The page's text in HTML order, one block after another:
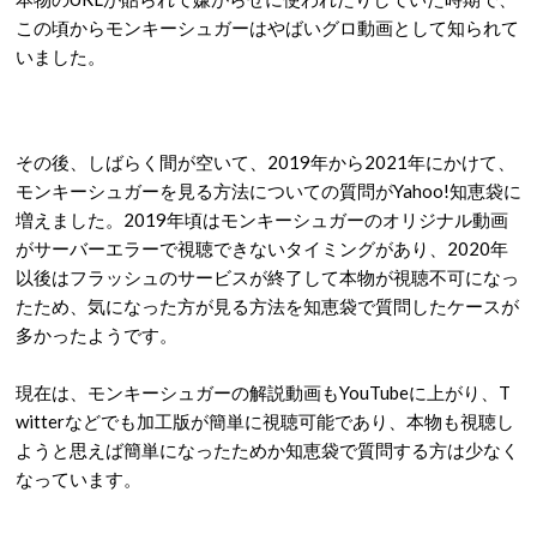
この頃からモンキーシュガーはやばいグロ動画として知られて
いました。
その後、しばらく間が空いて、2019年から2021年にかけて、
モンキーシュガーを見る方法についての質問がYahoo!知恵袋に
増えました。2019年頃はモンキーシュガーのオリジナル動画
がサーバーエラーで視聴できないタイミングがあり、2020年
以後はフラッシュのサービスが終了して本物が視聴不可になっ
たため、気になった方が見る方法を知恵袋で質問したケースが
多かったようです。
現在は、モンキーシュガーの解説動画もYouTubeに上がり、T
witterなどでも加工版が簡単に視聴可能であり、本物も視聴し
ようと思えば簡単になったためか知恵袋で質問する方は少なく
なっています。